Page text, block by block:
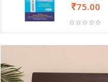
75.00